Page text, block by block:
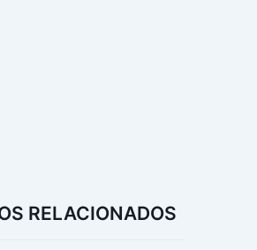
RELACIONADOS